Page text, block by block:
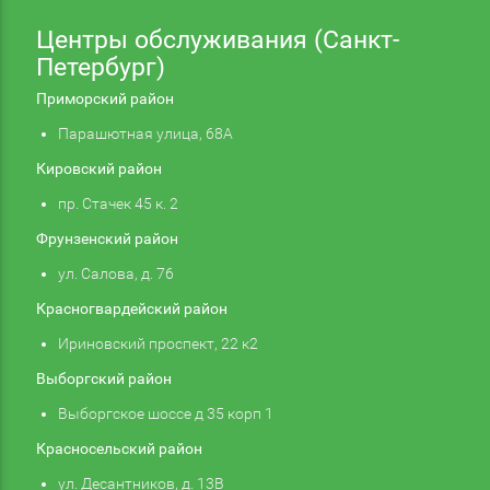
Центры обслуживания (Санкт-
Петербург)
Приморский район
Парашютная улица, 68А
Кировский район
пр. Стачек 45 к. 2
Фрунзенский район
ул. Салова, д. 76
Красногвардейский район
Ириновский проспект, 22 к2
Выборгский район
Выборгское шоссе д 35 корп 1
Красносельский район
ул. Десантников, д. 13В